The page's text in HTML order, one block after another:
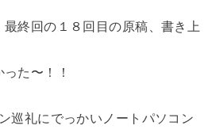
終回の１８回目の原稿、書き上
た〜！！
巡礼にでっかいノートパソコン